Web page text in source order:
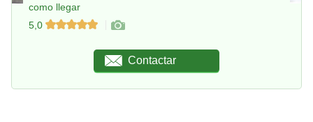
como llegar
5,0
Contactar